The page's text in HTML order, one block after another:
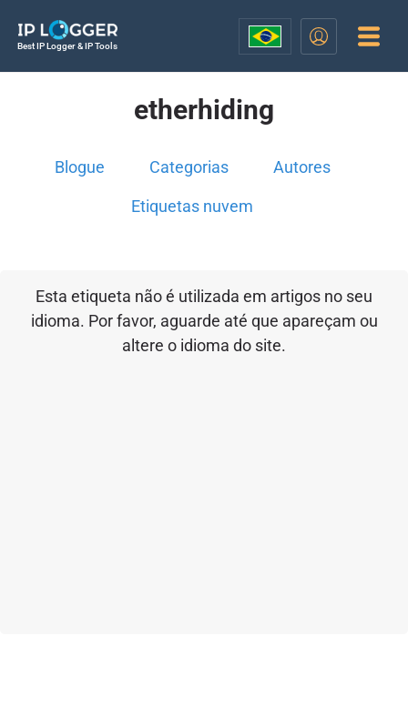
Best IP Logger & IP Tools
etherhiding
Blogue Categorias Autores
Etiquetas nuvem